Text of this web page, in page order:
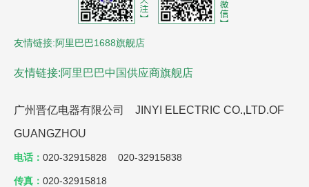
友情链接:阿里巴巴1688旗舰店
友情链接:阿里巴巴中国供应商旗舰店
广州晋亿电器有限公司 JINYI ELECTRIC CO.,LTD.OF
GUANGZHOU
电话： 020-32915828 020-32915838
传真： 020-32915818